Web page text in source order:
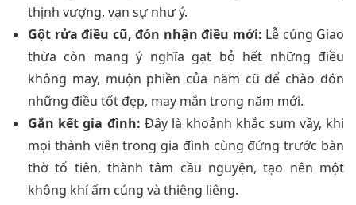
thịnh vượng, vạn sự như ý.
Gột rửa điều cũ, đón nhận điều mới: Lễ cúng Giao
thừa còn mang ý nghĩa gạt bỏ hết những điều
không may, muộn phiền của năm cũ để chào đón
những điều tốt đẹp, may mắn trong năm mới.
Gắn kết gia đình: Đây là khoảnh khắc sum vầy, khi
mọi thành viên trong gia đình cùng đứng trước bàn
thờ tổ tiên, thành tâm cầu nguyện, tạo nên một
không khí ấm cúng và thiêng liêng.